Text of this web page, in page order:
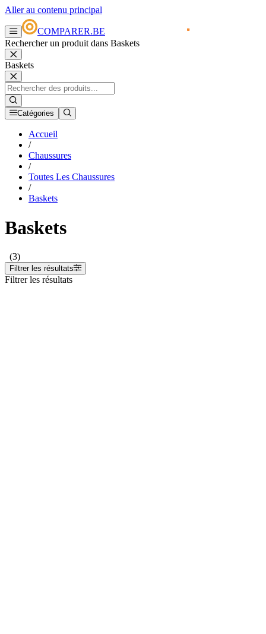
Aller au contenu principal
COMPARER.BE
Rechercher un produit dans Baskets
Baskets
Catégories
Accueil
/
Chaussures
/
Toutes Les Chaussures
/
Baskets
Baskets
(3)
Filtrer les résultats
Filtrer les résultats